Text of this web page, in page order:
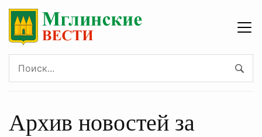
Архив новостей за